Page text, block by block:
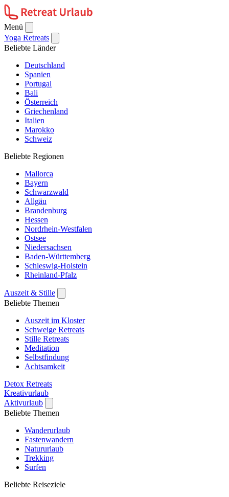
Menü
Yoga Retreats
Beliebte Länder
Deutschland
Spanien
Portugal
Bali
Österreich
Griechenland
Italien
Marokko
Schweiz
Beliebte Regionen
Mallorca
Bayern
Schwarzwald
Allgäu
Brandenburg
Hessen
Nordrhein-Westfalen
Ostsee
Niedersachsen
Baden-Württemberg
Schleswig-Holstein
Rheinland-Pfalz
Auszeit & Stille
Beliebte Themen
Auszeit im Kloster
Schweige Retreats
Stille Retreats
Meditation
Selbstfindung
Achtsamkeit
Detox Retreats
Kreativurlaub
Aktivurlaub
Beliebte Themen
Wanderurlaub
Fastenwandern
Natururlaub
Trekking
Surfen
Beliebte Reiseziele